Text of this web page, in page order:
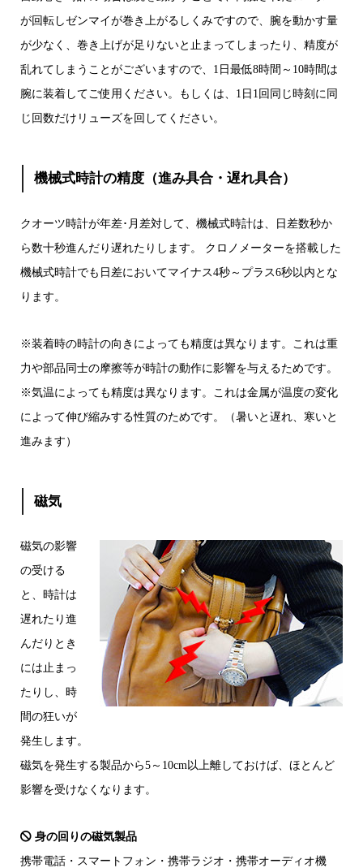
が回転しゼンマイが巻き上がるしくみですので、腕を動かす量
が少なく、巻き上げが足りないと止まってしまったり、精度が
乱れてしまうことがございますので、1日最低8時間～10時間は
腕に装着してご使用ください。もしくは、1日1回同じ時刻に同
じ回数だけリューズを回してください。
機械式時計の精度（進み具合・遅れ具合）
クオーツ時計が年差･月差対して、機械式時計は、日差数秒か
ら数十秒進んだり遅れたりします。 クロノメーターを搭載した
機械式時計でも日差においてマイナス4秒～プラス6秒以内とな
ります。
※装着時の時計の向きによっても精度は異なります。これは重
力や部品同士の摩擦等が時計の動作に影響を与えるためです。
※気温によっても精度は異なります。これは金属が温度の変化
によって伸び縮みする性質のためです。（暑いと遅れ、寒いと
進みます）
磁気
磁気の影響
の受ける
と、時計は
遅れたり進
んだりとき
には止まっ
たりし、時
間の狂いが
発生します。
磁気を発生する製品から5～10cm以上離しておけば、ほとんど
影響を受けなくなります。
身の回りの磁気製品
携帯電話・スマートフォン・携帯ラジオ・携帯オーディオ機